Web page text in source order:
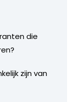
die
zijn van